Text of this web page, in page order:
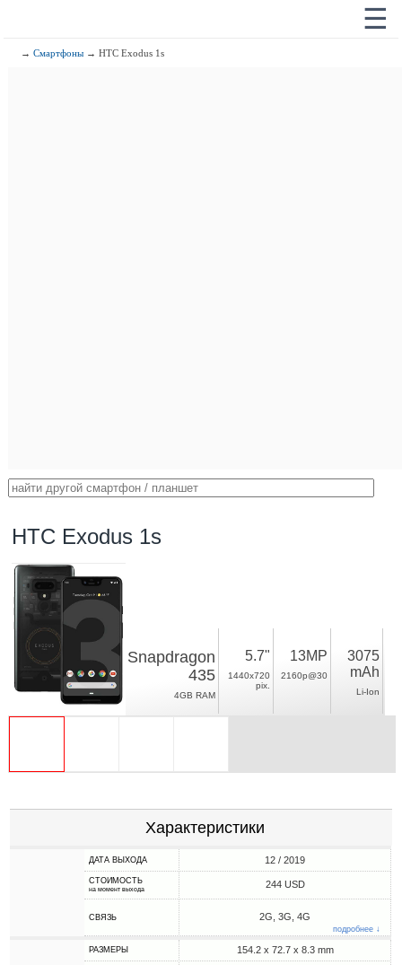
☰
→Смартфоны → HTC Exodus 1s
HTC Exodus 1s
Snapdragon
435
4GB RAM
5.7"
1440x720
pix.
13MP
2160p@30
3075
mAh
Li-Ion
Характеристики
ДАТА ВЫХОДА 12 / 2019
СТОИМОСТЬ
на момент выхода 244 USD
СВЯЗЬ 2G, 3G, 4G
подробнее ↓
РАЗМЕРЫ 154.2 x 72.7 x 8.3 mm